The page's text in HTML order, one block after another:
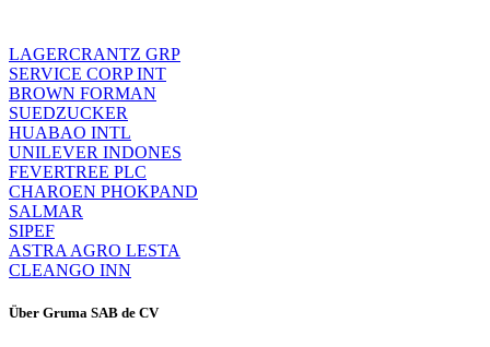
LAGERCRANTZ GRP
SERVICE CORP INT
BROWN FORMAN
SUEDZUCKER
HUABAO INTL
UNILEVER INDONES
FEVERTREE PLC
CHAROEN PHOKPAND
SALMAR
SIPEF
ASTRA AGRO LESTA
CLEANGO INN
Über Gruma SAB de CV